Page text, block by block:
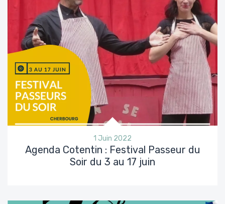
1 Juin 2022
Agenda Cotentin : Festival Passeur du
Soir du 3 au 17 juin